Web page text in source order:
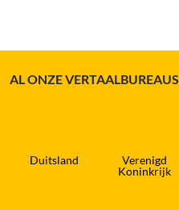
AL ONZE VERTAALBUREAUS
Duitsland
Verenigd
Koninkrijk